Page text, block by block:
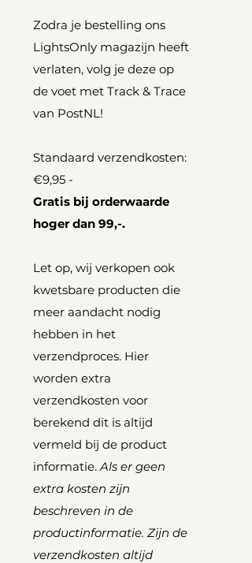
Zodra je bestelling ons
LightsOnly magazijn heeft
verlaten, volg je deze op
de voet met Track & Trace
van PostNL!
Standaard verzendkosten:
€9,95 -
Gratis bij orderwaarde
hoger dan 99,-.
Let op, wij verkopen ook
kwetsbare producten die
meer aandacht nodig
hebben in het
verzendproces. Hier
worden extra
verzendkosten voor
berekend dit is altijd
vermeld bij de product
informatie.Als er geen
extra kosten zijn
beschreven in de
productinformatie. Zijn de
verzendkosten altijd